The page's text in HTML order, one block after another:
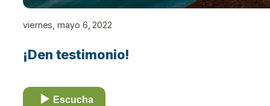
viernes, mayo 6, 2022
¡Den testimonio!
Escucha